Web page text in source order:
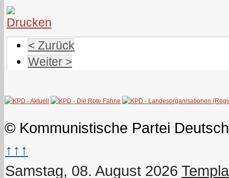
< Zurück
Weiter >
© Kommunistische Partei
↑↑↑
Samstag, 08. August 2026